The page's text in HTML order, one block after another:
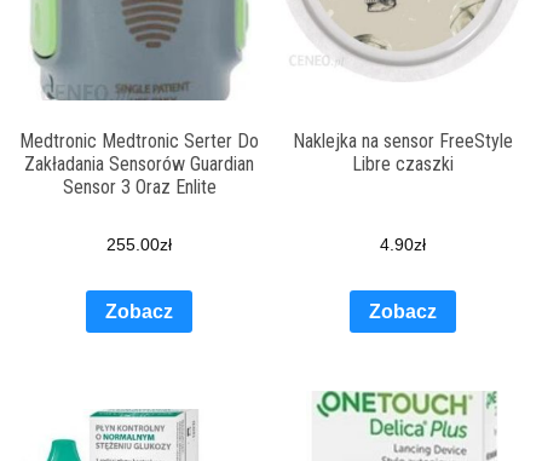
Medtronic Medtronic Serter Do
Zakładania Sensorów Guardian
Sensor 3 Oraz Enlite
255.00zł
Zobacz
Naklejka na sensor FreeStyle
Libre czaszki
4.90zł
Zobacz